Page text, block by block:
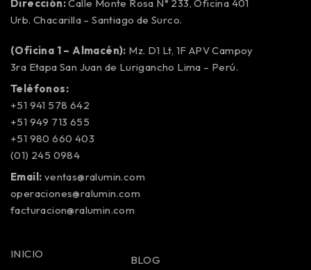
Dirección:Calle Monte Rosa N° 233, Oficina 401
Urb. Chacarilla – Santiago de Surco.
(Oficina 1 – Almacén): Mz. D1 Lt, 1F APV Campoy
3ra Etapa San Juan de Lurigancho Lima – Perú.
Teléfonos:
+51 941 578 642
+51 949 713 655
+51 980 660 403
(01) 245 0984
Email: ventas@ralumin.com
operaciones@ralumin.com
facturacion@ralumin.com
INICIO BLOG